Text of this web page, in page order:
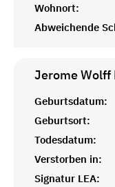
Wohnort:
Abweichende
Jerome Wolff
Geburtsdatum:
Geburtsort:
Todesdatum:
Verstorben in:
Signatur LEA: